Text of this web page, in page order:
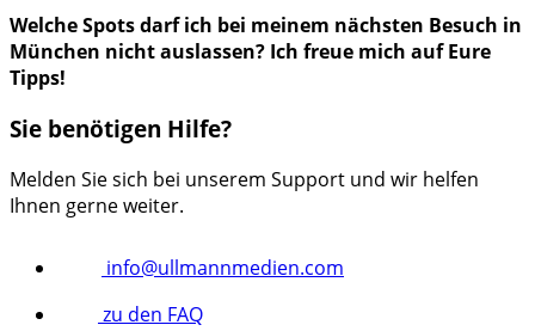
Welche Spots darf ich bei meinem nächsten Besuch in
München nicht auslassen? Ich freue mich auf Eure
Tipps!
Sie benötigen Hilfe?
Melden Sie sich bei unserem Support und wir helfen
Ihnen gerne weiter.
info@ullmannmedien.com
zu den FAQ